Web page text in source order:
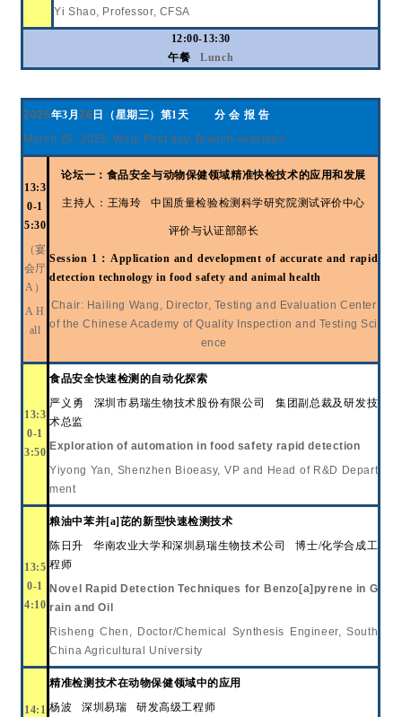
Yi Shao, Professor, CFSA
12:00-13:30
午餐 Lunch
2025年3月26 日（星期三） 第1天 分 会 报 告
March 26, 2025, Wed , First day, Branch-sessions
13:3
0-1
5:30
（宴
会厅
A）
A H
all
论坛一：食品安全与动物保健领域精准快检技术的应用和发展
主持人：王海玲中国质量检验检测科学研究院测试评价中心
评价与认证部部长
Session 1 ： Application and development of accurate and rapid
detection technology in food safety and animal health
Chair: Hailing Wang, Director, Testing and Evaluation Center
of the Chinese Academy of Quality Inspection and Testing Sci
ence
13:3
0-1
3:50
食品安全快速检测的自动化探索
严义勇 深圳市易瑞生物技术股份有限公司 集团副总裁及研发技
术总监
Exploration of automation in food safety rapid detection
Yiyong Yan, Shenzhen Bioeasy, VP and Head of R&D Depart
ment
13:5
0-1
4:10
粮油中苯并[a]芘的新型快速检测技术
陈日升 华南农业大学和深圳易瑞生物技术公司博士/化学合成工
程师
Novel Rapid Detection Techniques for Benzo[a]pyrene in G
rain and Oil
Risheng Chen, Doctor/Chemical Synthesis Engineer, South
China Agricultural University
14:1
精准检测技术在动物保健领域中的应用
杨波深圳易瑞研发高级工程师